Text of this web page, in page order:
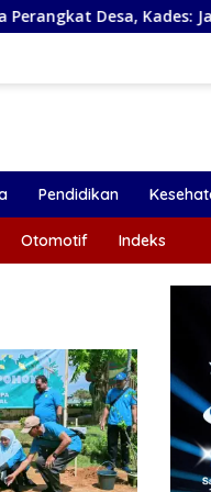
Kades: Jabatan
Pendidikan
Otomotif Indeks